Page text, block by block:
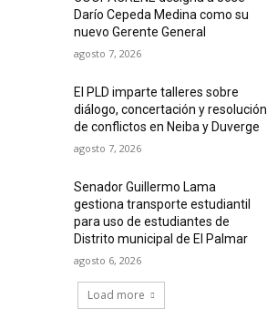
Darío Cepeda Medina como su
nuevo Gerente General
agosto 7, 2026
El PLD imparte talleres sobre
diálogo, concertación y resolución
de conflictos en Neiba y Duverge
agosto 7, 2026
Senador Guillermo Lama
gestiona transporte estudiantil
para uso de estudiantes de
Distrito municipal de El Palmar
agosto 6, 2026
Load more